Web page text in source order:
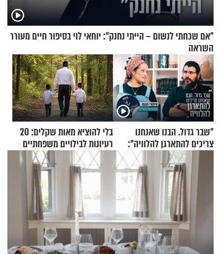
"אם שכחתי לנשום – הייתי נחנק": יוחאי לוי בסיפור חיים מעורר
השראה
"שבר גדול. הבנו שאנחנו
צריכים להתארגן להלוויה":
זוגיות במבחן, הפעם עם מרים
וגד דנינו
בלי להוציא מאות שקלים: 20
רעיונות לבילויים משפחתיים
כמעט בחינם